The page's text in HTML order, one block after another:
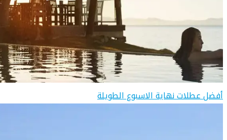
أفضل عطلات نهاية الاسبوع الطويلة